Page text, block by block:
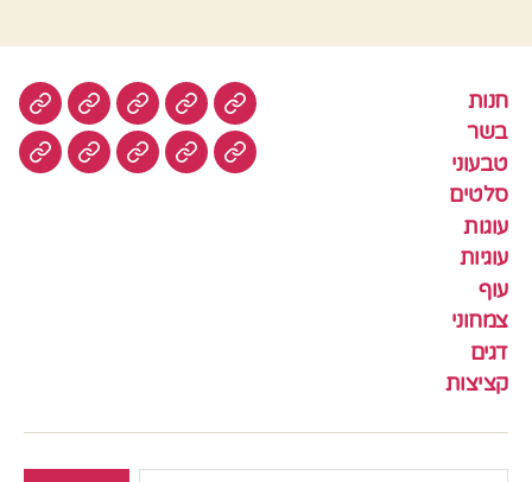
חנות
בשר
טבעוני
סלטים
עוגות
עוגיות
עוף
צמחוני
דגים
קציצות
חנות בשר טבעוניסלטים
עוגיותעוף צמחונידגים